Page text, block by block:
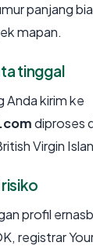
panjang
mapan.
tinggal
Anda kirim ke
diproses
Virgin
profil
registrar